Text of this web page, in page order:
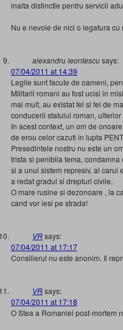
inalta distinctie pentru servicii
Nu e nevoie de nici o legatura
alexandru leontescusays:
07/04/2011 at 14:39
Legile sunt facute de oameni,
Militarii romani au fost ucisi in
mai mult, au existat fel si fel de
conducerii statului roman,
In acest context, un om de
de erou celor cazuti in lupta
Presedintele nostru nu este un
trista si penibila tema,
si a unui sistem represiv, al carui
a redat gradul si drepturi civile.
O mare rusine si dezonoare , la
cand vor iesi pe strada!
VRsays:
07/04/2011 at 17:17
Consilierul nu este anonim. Il
VRsays:
07/04/2011 at 17:18
O Stea a Romaniei post-mortem